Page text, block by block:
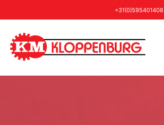
+31(0)595401408